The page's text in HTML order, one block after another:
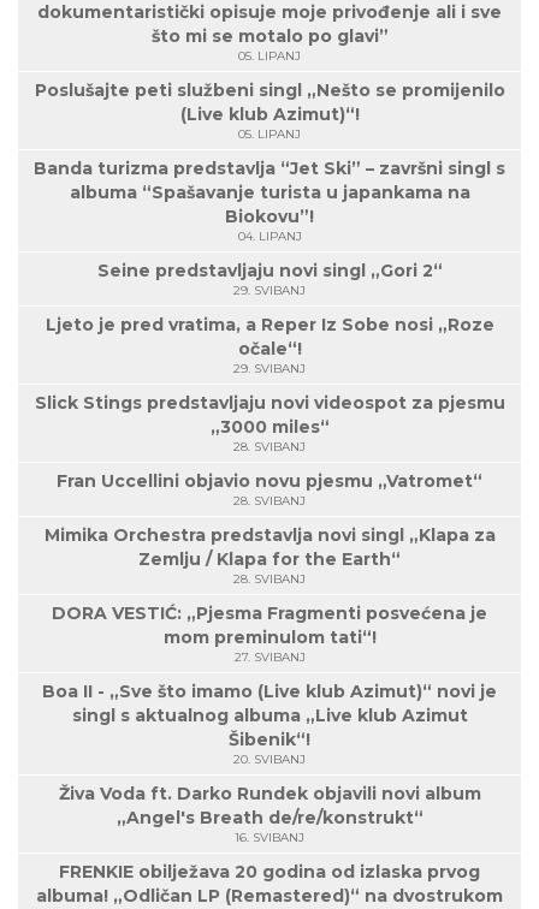
dokumentaristički opisuje moje privođenje ali i sve
što mi se motalo po glavi”
05. LIPANJ
Poslušajte peti službeni singl „Nešto se promijenilo
(Live klub Azimut)“!
05. LIPANJ
Banda turizma predstavlja “Jet Ski” – završni singl s
albuma “Spašavanje turista u japankama na
Biokovu”!
04. LIPANJ
Seine predstavljaju novi singl „Gori 2“
29. SVIBANJ
Ljeto je pred vratima, a Reper Iz Sobe nosi „Roze
očale“!
29. SVIBANJ
Slick Stings predstavljaju novi videospot za pjesmu
„3000 miles“
28. SVIBANJ
Fran Uccellini objavio novu pjesmu „Vatromet“
28. SVIBANJ
Mimika Orchestra predstavlja novi singl „Klapa za
Zemlju / Klapa for the Earth“
28. SVIBANJ
DORA VESTIĆ: „Pjesma Fragmenti posvećena je
mom preminulom tati“!
27. SVIBANJ
Boa II - „Sve što imamo (Live klub Azimut)“ novi je
singl s aktualnog albuma „Live klub Azimut
Šibenik“!
20. SVIBANJ
Živa Voda ft. Darko Rundek objavili novi album
„Angel's Breath de/re/konstrukt“
16. SVIBANJ
FRENKIE obilježava 20 godina od izlaska prvog
albuma! „Odličan LP (Remastered)“ na dvostrukom